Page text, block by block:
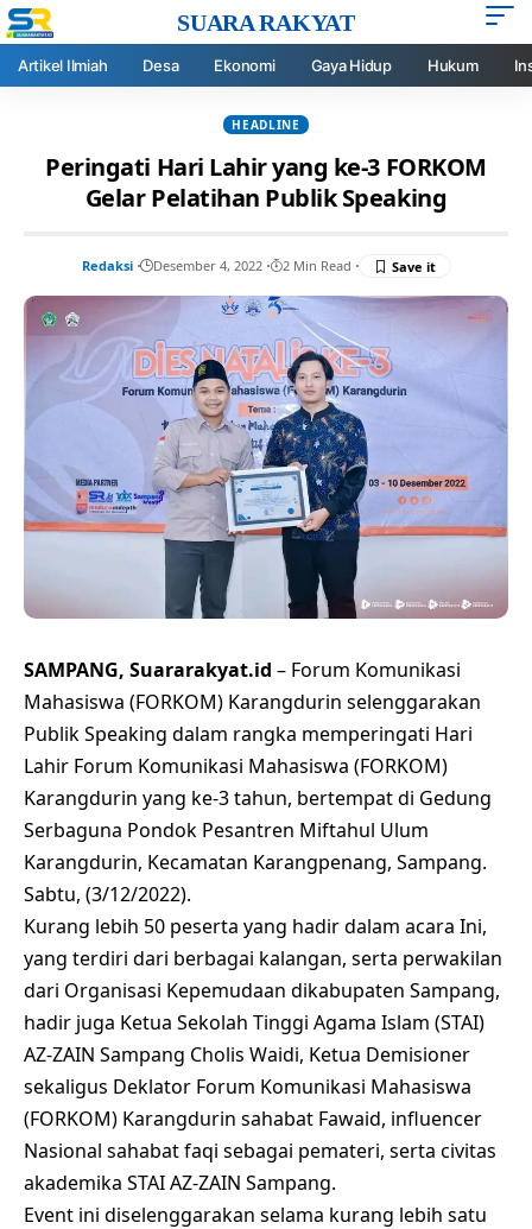
SUARA RAKYAT
Artikel Ilmiah Desa Ekonomi Gaya Hidup Hukum
HEADLINE
Peringati Hari Lahir yang ke-3 FORKOM
Gelar Pelatihan Publik Speaking
Redaksi Desember 4, 2022 2 Min Read
SAMPANG, Suararakyat.id – Forum Komunikasi
Mahasiswa (FORKOM) Karangdurin selenggarakan
Publik Speaking dalam rangka memperingati Hari
Lahir Forum Komunikasi Mahasiswa (FORKOM)
Karangdurin yang ke-3 tahun, bertempat di Gedung
Serbaguna Pondok Pesantren Miftahul Ulum
Karangdurin, Kecamatan Karangpenang, Sampang.
Sabtu, (3/12/2022).
Kurang lebih 50 peserta yang hadir dalam acara Ini,
yang terdiri dari berbagai kalangan, serta perwakilan
dari Organisasi Kepemudaan dikabupaten Sampang,
hadir juga Ketua Sekolah Tinggi Agama Islam (STAI)
AZ-ZAIN Sampang Cholis Waidi, Ketua Demisioner
sekaligus Deklator Forum Komunikasi Mahasiswa
(FORKOM) Karangdurin sahabat Fawaid, influencer
Nasional sahabat faqi sebagai pemateri, serta civitas
akademika STAI AZ-ZAIN Sampang.
Event ini diselenggarakan selama kurang lebih satu